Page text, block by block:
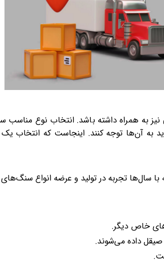
به همراه داشته باشد. انتخاب نوع مناسب
آن‌ها توجه کنند. اینجاست که انتخاب یک
سال‌ها تجربه در تولید و عرضه انواع
خاص دیگر.
صیقل داده می‌شوند.